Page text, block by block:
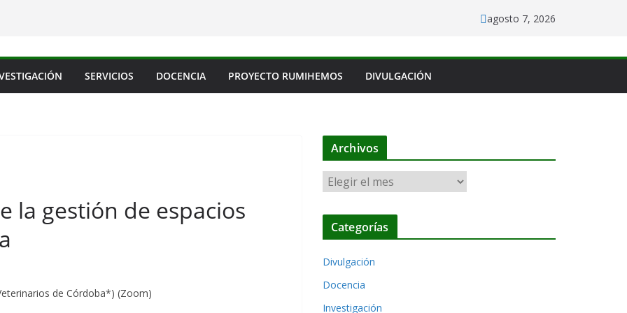
agosto 7, 2026
SERVICIOS DOCENCIA PROYECTO RUMIHEMOS DIVULGACIÓN
la gestión de espacios
de Córdoba*) (Zoom)
Archivos
r
c
v
o
s
Categorías
Divulgación
Docencia
Investigación